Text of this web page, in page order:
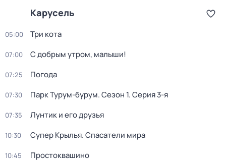
Карусель
05:00 Три кота
07:00 С добрым утром, малыши!
07:25 Погода
07:30 Парк Турум-бурум. Сезон 1. Серия 3-я
07:35 Лунтик и его друзья
10:30 Супер Крылья. Спасатели мира
10:45 Простоквашино